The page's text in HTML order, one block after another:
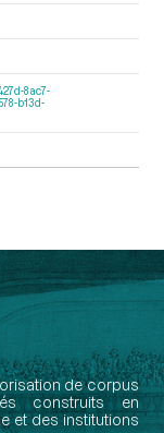
8ac7-
b13d-
de corpus
construits en
et des institutions